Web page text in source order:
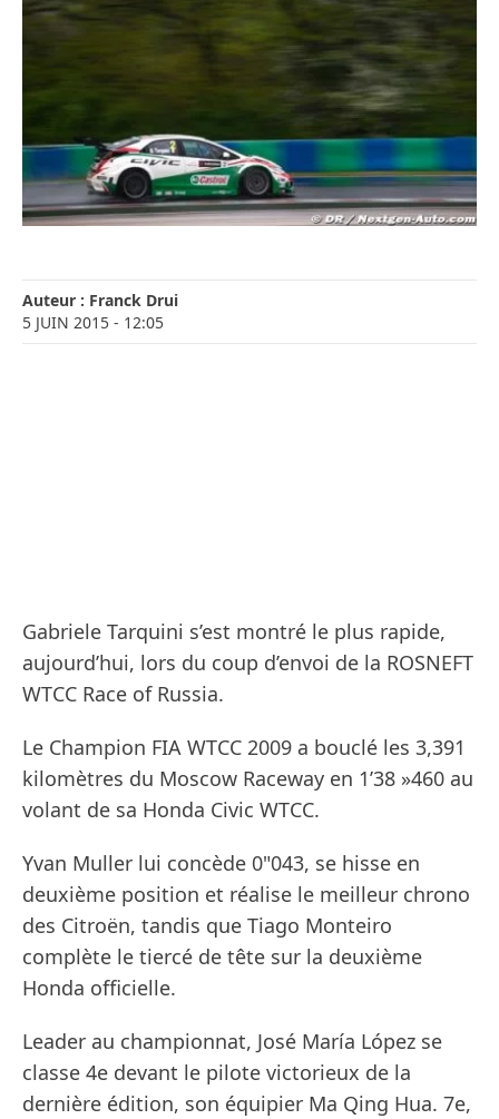
Auteur : Franck Drui
5 JUIN 2015 - 12:05
Gabriele Tarquini s’est montré le plus rapide,
aujourd’hui, lors du coup d’envoi de la ROSNEFT
WTCC Race of Russia.
Le Champion FIA WTCC 2009 a bouclé les 3,391
kilomètres du Moscow Raceway en 1’38 »460 au
volant de sa Honda Civic WTCC.
Yvan Muller lui concède 0"043, se hisse en
deuxième position et réalise le meilleur chrono
des Citroën, tandis que Tiago Monteiro
complète le tiercé de tête sur la deuxième
Honda officielle.
Leader au championnat, José María López se
classe 4e devant le pilote victorieux de la
dernière édition, son équipier Ma Qing Hua. 7e,